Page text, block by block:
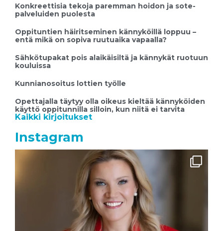
Konkreettisia tekoja paremman hoidon ja sote-
palveluiden puolesta
Oppituntien häiritseminen kännyköillä loppuu –
entä mikä on sopiva ruutuaika vapaalla?
Sähkötupakat pois alaikäisiltä ja kännykät ruotuun
kouluissa
Kunnianosoitus lottien työlle
Opettajalla täytyy olla oikeus kieltää kännyköiden
käyttö oppitunnilla silloin, kun niitä ei tarvita
Kaikki kirjoitukset
Instagram